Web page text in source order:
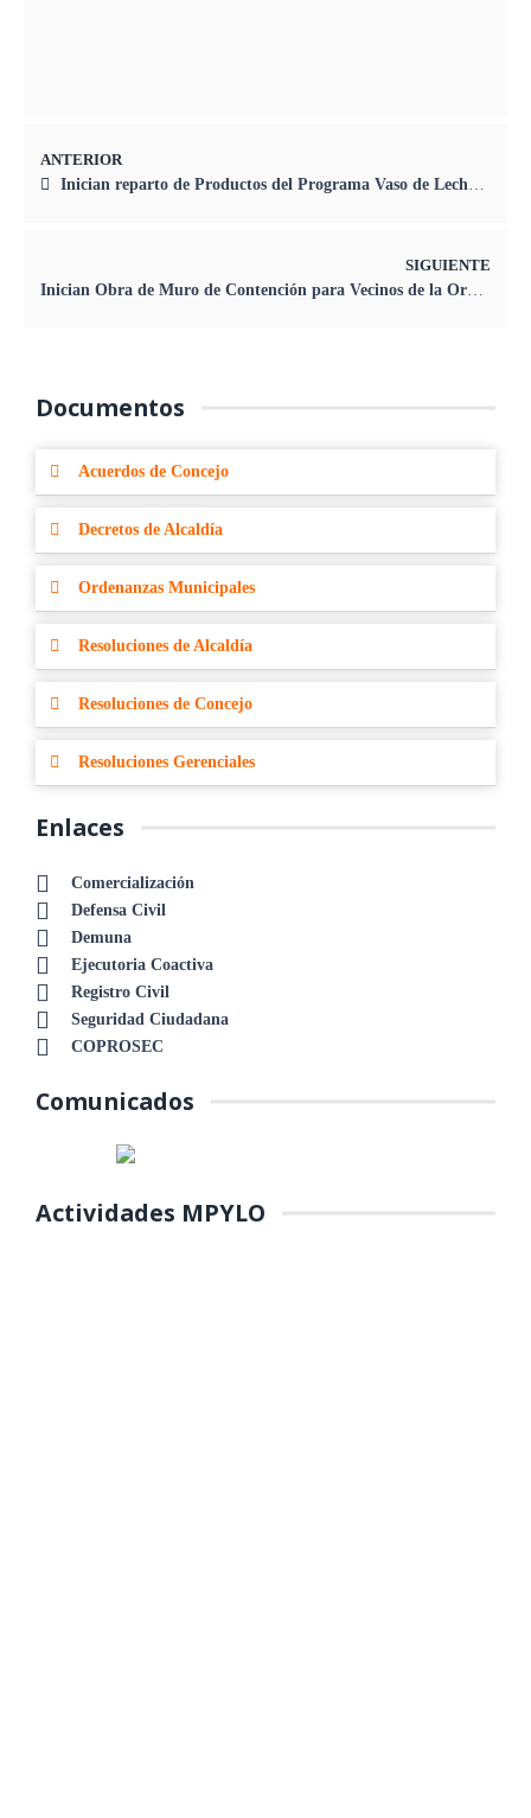
ANTERIOR
Inician reparto de Productos del Programa Vaso de Leche a Madres de la Oroya
SIGUIENTE
Inician Obra de Muro de Contención para Vecinos de la Oroya Antigua
Documentos
Acuerdos de Concejo
Decretos de Alcaldía
Ordenanzas Municipales
Resoluciones de Alcaldía
Resoluciones de Concejo
Resoluciones Gerenciales
Enlaces
Comercialización
Defensa Civil
Demuna
Ejecutoria Coactiva
Registro Civil
Seguridad Ciudadana
COPROSEC
Comunicados
Actividades MPYLO